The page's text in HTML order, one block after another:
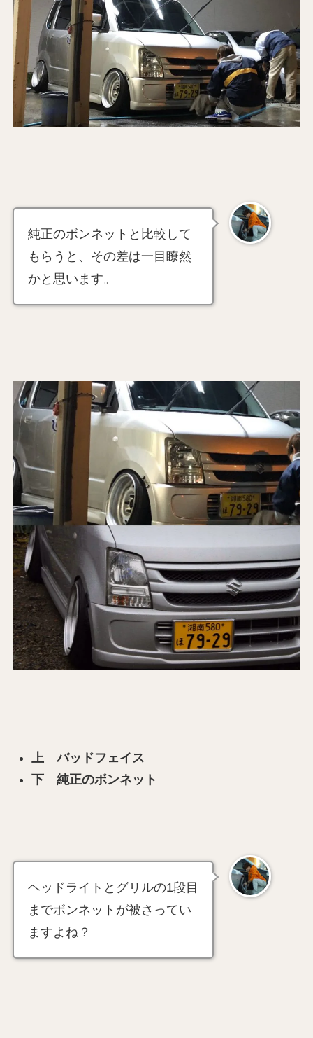
純正のボンネットと比較して
もらうと、その差は一目瞭然
かと思います。
上 バッドフェイス
下 純正のボンネット
ヘッドライトとグリルの1段目
までボンネットが被さってい
ますよね？